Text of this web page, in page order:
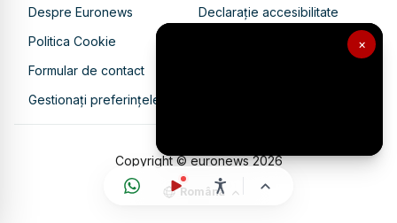
×
Despre Euronews
Declarație accesibilitate
Politica Cookie
Politica de confidențialitate
Formular de contact
Gestionați preferințele
Copyright © euronews2026
Română